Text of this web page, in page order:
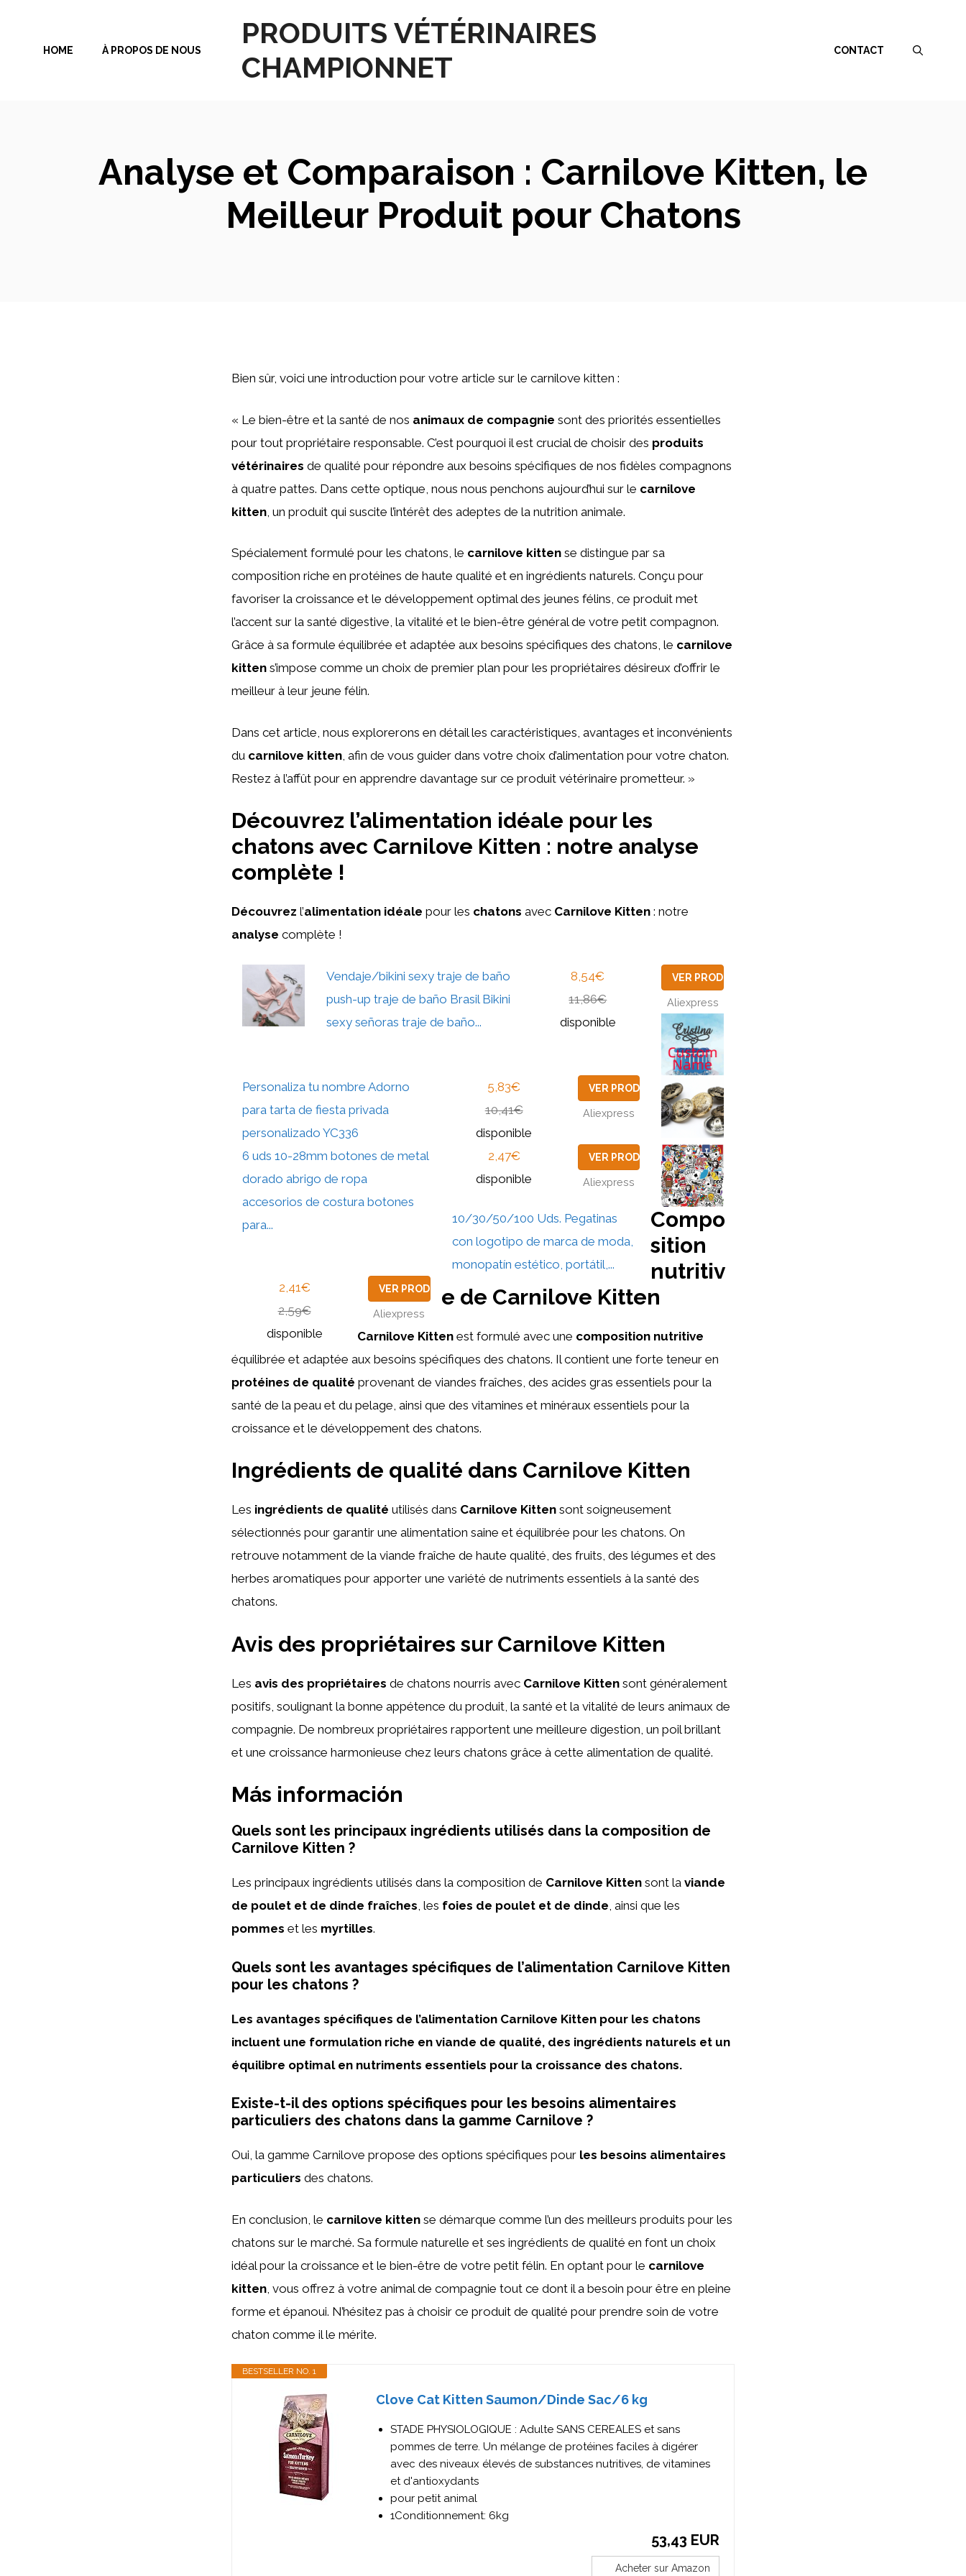
contenu
PRODUITS VÉTÉRINAIRES
CHAMPIONNET
HOME À PROPOS DE NOUS CONTACT
Analyse et Comparaison : Carnilove Kitten, le
Meilleur Produit pour Chatons
Bien sûr, voici une introduction pour votre article sur le carnilove kitten :
« Le bien-être et la santé de nos animaux de compagnie sont des priorités essentielles
pour tout propriétaire responsable. C’est pourquoi il est crucial de choisir des produits
vétérinaires de qualité pour répondre aux besoins spécifiques de nos fidèles compagnons
à quatre pattes. Dans cette optique, nous nous penchons aujourd’hui sur le carnilove
kitten , un produit qui suscite l’intérêt des adeptes de la nutrition animale.
Spécialement formulé pour les chatons, le carnilove kitten se distingue par sa
composition riche en protéines de haute qualité et en ingrédients naturels. Conçu pour
favoriser la croissance et le développement optimal des jeunes félins, ce produit met
l’accent sur la santé digestive, la vitalité et le bien-être général de votre petit compagnon.
Grâce à sa formule équilibrée et adaptée aux besoins spécifiques des chatons, le carnilove
kitten s’impose comme un choix de premier plan pour les propriétaires désireux d’offrir le
meilleur à leur jeune félin.
Dans cet article, nous explorerons en détail les caractéristiques, avantages et inconvénients
du carnilove kitten , afin de vous guider dans votre choix d’alimentation pour votre chaton.
Restez à l’affût pour en apprendre davantage sur ce produit vétérinaire prometteur. »
Découvrez l’alimentation idéale pour les
chatons avec Carnilove Kitten : notre analyse
complète !
Découvrez l’alimentation idéale pour les chatons avec Carnilove Kitten : notre
analyse complète !
Vendaje/bikini sexy traje de baño
push-up traje de baño Brasil Bikini
sexy señoras traje de baño...
8,54€
11,86€
disponible
VER PRODUCTO
Aliexpress
Personaliza tu nombre Adorno
para tarta de fiesta privada
personalizado YC336
5,83€
10,41€
disponible
VER PRODUCTO
Aliexpress
6 uds 10-28mm botones de metal
dorado abrigo de ropa
accesorios de costura botones
para...
2,47€
disponible
VER PRODUCTO
Aliexpress
10/30/50/100 Uds. Pegatinas
con logotipo de marca de moda,
monopatín estético, portátil,...
2,41€
2,59€
disponible
VER PRODUCTO
Aliexpress
Compo
sition
nutritiv
e de Carnilove Kitten
Carnilove Kitten est formulé avec une composition nutritive
équilibrée et adaptée aux besoins spécifiques des chatons. Il contient une forte teneur en
protéines de qualité provenant de viandes fraîches, des acides gras essentiels pour la
santé de la peau et du pelage, ainsi que des vitamines et minéraux essentiels pour la
croissance et le développement des chatons.
Ingrédients de qualité dans Carnilove Kitten
Les ingrédients de qualité utilisés dans Carnilove Kitten sont soigneusement
sélectionnés pour garantir une alimentation saine et équilibrée pour les chatons. On
retrouve notamment de la viande fraîche de haute qualité, des fruits, des légumes et des
herbes aromatiques pour apporter une variété de nutriments essentiels à la santé des
chatons.
Avis des propriétaires sur Carnilove Kitten
Les avis des propriétaires de chatons nourris avec Carnilove Kitten sont généralement
positifs, soulignant la bonne appétence du produit, la santé et la vitalité de leurs animaux de
compagnie. De nombreux propriétaires rapportent une meilleure digestion, un poil brillant
et une croissance harmonieuse chez leurs chatons grâce à cette alimentation de qualité.
Más información
Quels sont les principaux ingrédients utilisés dans la composition de
Carnilove Kitten ?
Les principaux ingrédients utilisés dans la composition de Carnilove Kitten sont la viande
de poulet et de dinde fraîches, les foies de poulet et de dinde, ainsi que les
pommes et les myrtilles.
Quels sont les avantages spécifiques de l’alimentation Carnilove Kitten
pour les chatons ?
Les avantages spécifiques de l’alimentation Carnilove Kitten pour les chatons
incluent une formulation riche en viande de qualité, des ingrédients naturels et un
équilibre optimal en nutriments essentiels pour la croissance des chatons.
Existe-t-il des options spécifiques pour les besoins alimentaires
particuliers des chatons dans la gamme Carnilove ?
Oui, la gamme Carnilove propose des options spécifiques pour les besoins alimentaires
particuliers des chatons.
En conclusion, le carnilove kitten se démarque comme l’un des meilleurs produits pour les
chatons sur le marché. Sa formule naturelle et ses ingrédients de qualité en font un choix
idéal pour la croissance et le bien-être de votre petit félin. En optant pour le carnilove
kitten , vous offrez à votre animal de compagnie tout ce dont il a besoin pour être en pleine
forme et épanoui. N’hésitez pas à choisir ce produit de qualité pour prendre soin de votre
chaton comme il le mérite.
BESTSELLER NO. 1
Clove Cat Kitten Saumon/Dinde Sac/6 kg
STADE PHYSIOLOGIQUE : Adulte SANS CEREALES et sans
pommes de terre. Un mélange de protéines faciles à digérer
avec des niveaux élevés de substances nutritives, de vitamines
et d'antioxydants
pour petit animal
1Conditionnement: 6kg
53,43 EUR
Acheter sur Amazon